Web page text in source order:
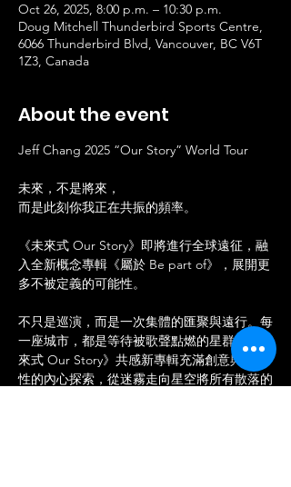
Oct 26, 2025, 8:00 p.m. – 10:30 p.m.
Doug Mitchell Thunderbird Sports Centre,
6066 Thunderbird Blvd, Vancouver, BC V6T
1Z3, Canada
About the event
Jeff Chang 2025 “Our Story” World Tour
未來，不是將來，
而是此刻你我正在共振的頻率。
《未來式 Our Story》即將進行全球遠征，融
入全新概念專輯《屬於 Be part of》，展開更
多不被定義的可能性。
不只是巡演，而是一次集體的匯聚與遠行。每
一座城市，都是等待被歌聲點燃的星群。《未
來式 Our Story》共感新專輯充滿創意與突破
性的內心探索，從迷霧走向星空將所有散落的